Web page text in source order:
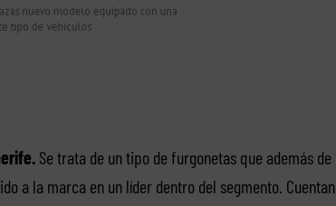
Se trata de un tipo de furgonetas que además de
a la marca en un líder dentro del segmento. Cuentan